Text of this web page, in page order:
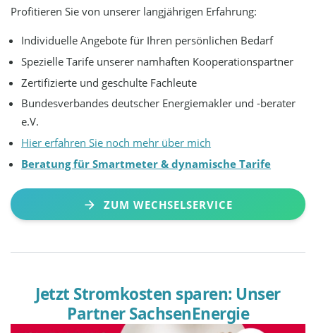
Profitieren Sie von unserer langjährigen Erfahrung:
Individuelle Angebote für Ihren persönlichen Bedarf
Spezielle Tarife unserer namhaften Kooperationspartner
Zertifizierte und geschulte Fachleute
Bundesverbandes deutscher Energiemakler und -berater
e.V.
Hier erfahren Sie noch mehr über mich
Beratung für Smartmeter & dynamische Tarife
ZUM WECHSELSERVICE
Jetzt Stromkosten sparen: Unser
Partner SachsenEnergie